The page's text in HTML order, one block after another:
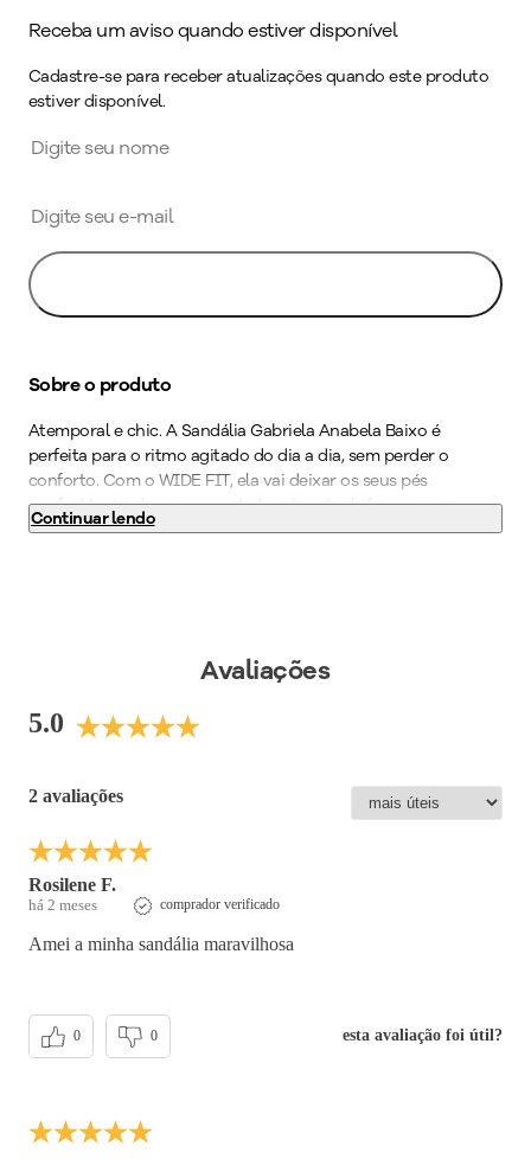
Receba um aviso quando estiver disponível
Cadastre-se para receber atualizações quando este produto
estiver disponível.
Sobre o produto
Atemporal e chic. A Sandália Gabriela Anabela Baixo é
perfeita para o ritmo agitado do dia a dia, sem perder o
conforto. Com o WIDE FIT, ela vai deixar os seus pés
confortáveis e bem acomodados através de formas com
medidas especiais. O calçado possui palmilha de fácil limpeza,
Altura do Salto:Salto Baixo
Ref:486009
Continuar lendo
Avaliações
5.0
2 avaliações
Rosilene F.
há 2 meses comprador verificado
Amei a minha sandália maravilhosa
esta avaliação foi útil?
0 0